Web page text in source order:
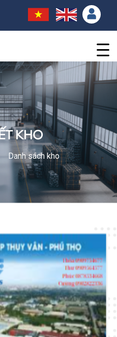
KHO
Danh sách kho